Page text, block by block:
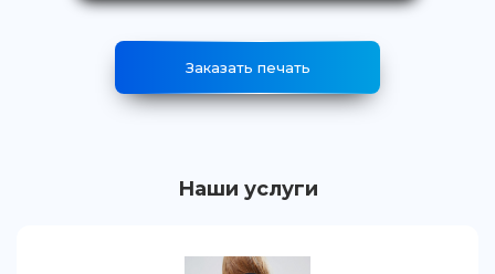
Заказать печать
Наши услуги